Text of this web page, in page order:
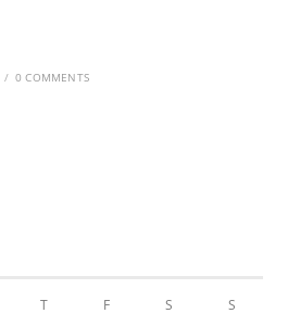
/ 0 COMMENTS
T F S S